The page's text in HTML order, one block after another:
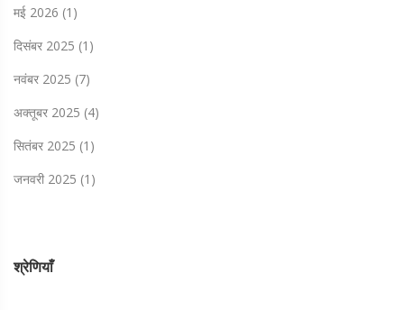
मई 2026 (1)
दिसंबर 2025 (1)
नवंबर 2025 (7)
अक्तूबर 2025 (4)
सितंबर 2025 (1)
जनवरी 2025 (1)
श्रेणियाँ